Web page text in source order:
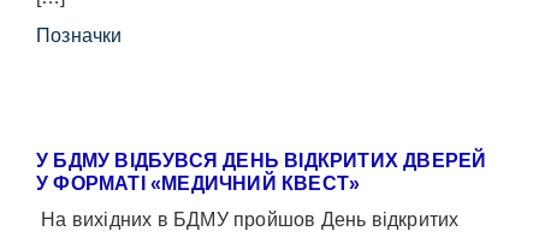
Позначки
У БДМУ ВІДБУВСЯ ДЕНЬ ВІДКРИТИХ ДВЕРЕЙ
У ФОРМАТІ «МЕДИЧНИЙ КВЕСТ»
На вихідних в БДМУ пройшов День відкритих